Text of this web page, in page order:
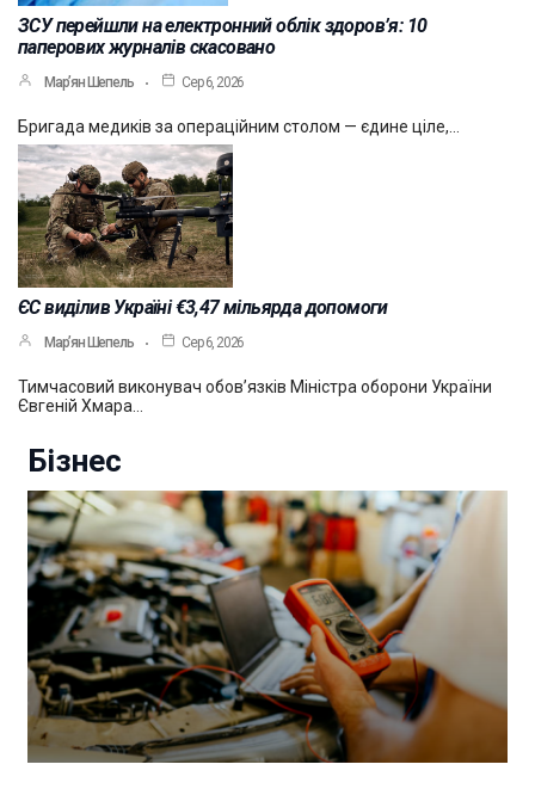
ЗСУ перейшли на електронний облік здоров’я: 10
паперових журналів скасовано
Мар’ян Шепель Сер 6, 2026
Бригада медиків за операційним столом — єдине ціле,…
ЄС виділив Україні €3,47 мільярда допомоги
Мар’ян Шепель Сер 6, 2026
Тимчасовий виконувач обов’язків Міністра оборони України
Євгеній Хмара…
Бізнес